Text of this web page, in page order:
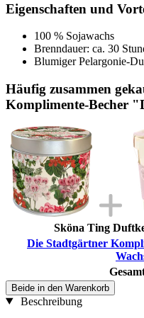
Eigenschaften und
100 % Sojawachs
Brenndauer: ca. 30
Blumiger Pelargonie-
Häufig zusammen
Komplimente-Becher
Sköna Ting
Die Stadtgärtner
Beide in den Warenkorb
Beschreibung